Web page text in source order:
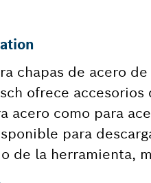
chapas de acero
ofrece
acero como para
para
de la herramienta,